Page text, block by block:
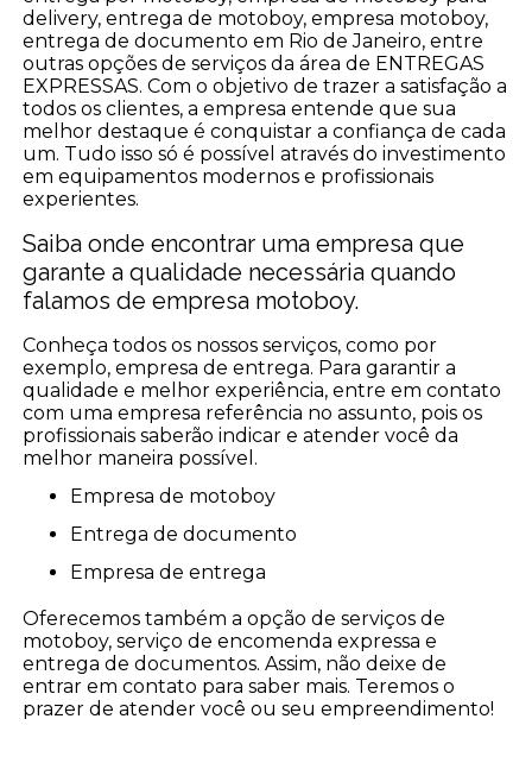
delivery, entrega de motoboy, empresa motoboy,
entrega de documento em Rio de Janeiro, entre
outras opções de serviços da área de ENTREGAS
EXPRESSAS. Com o objetivo de trazer a satisfação a
todos os clientes, a empresa entende que sua
melhor destaque é conquistar a confiança de cada
um. Tudo isso só é possível através do investimento
em equipamentos modernos e profissionais
experientes.
Saiba onde encontrar uma empresa que
garante a qualidade necessária quando
falamos de empresa motoboy.
Conheça todos os nossos serviços, como por
exemplo, empresa de entrega. Para garantir a
qualidade e melhor experiência, entre em contato
com uma empresa referência no assunto, pois os
profissionais saberão indicar e atender você da
melhor maneira possível.
empresa de motoboy
entrega de documento
empresa de entrega
Oferecemos também a opção de serviços de
motoboy, serviço de encomenda expressa e
entrega de documentos. Assim, não deixe de
entrar em contato para saber mais. Teremos o
prazer de atender você ou seu empreendimento!